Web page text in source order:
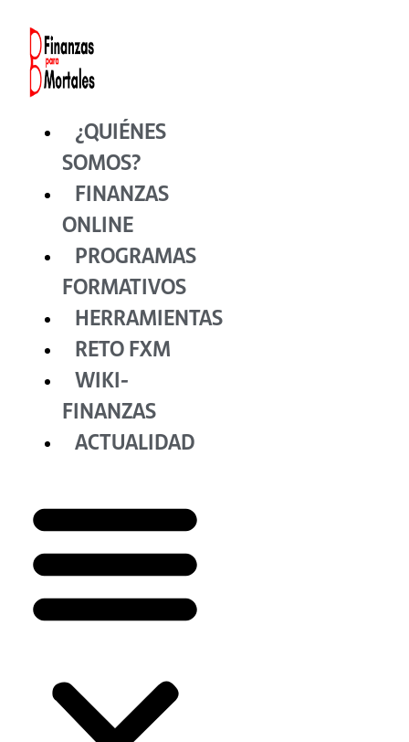
contenido
¿QUIÉNES
SOMOS?
FINANZAS
ONLINE
PROGRAMAS
FORMATIVOS
HERRAMIENTAS
RETO FXM
WIKI-
FINANZAS
ACTUALIDAD